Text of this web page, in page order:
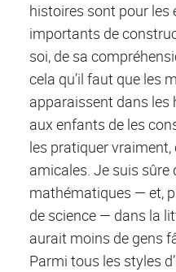
histoires sont pour les
importants de
soi, de sa
cela qu’il faut que les
apparaissent dans les
aux enfants de les
les pratiquer
amicales. Je suis sûre
mathématiques — et,
de science — dans la
aurait moins de gens
Parmi tous les styles